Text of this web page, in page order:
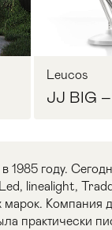
Leucos
JJ BIG
1985 году.
linealight,
марок. Компания
практически